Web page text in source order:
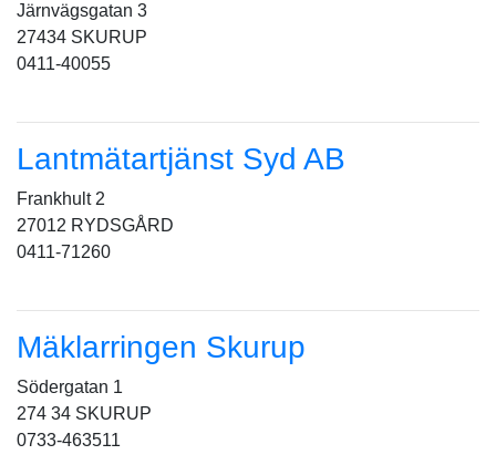
Järnvägsgatan 3
27434 SKURUP
0411-40055
Lantmätartjänst Syd AB
Frankhult 2
27012 RYDSGÅRD
0411-71260
Mäklarringen Skurup
Södergatan 1
274 34 SKURUP
0733-463511